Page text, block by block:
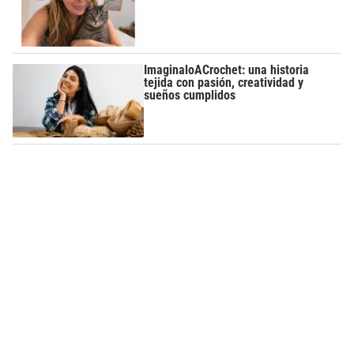
ImaginaloACrochet: una historia
tejida con pasión, creatividad y
sueños cumplidos